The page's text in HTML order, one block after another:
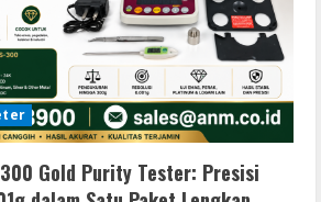
Gold Purity Tester: Presisi